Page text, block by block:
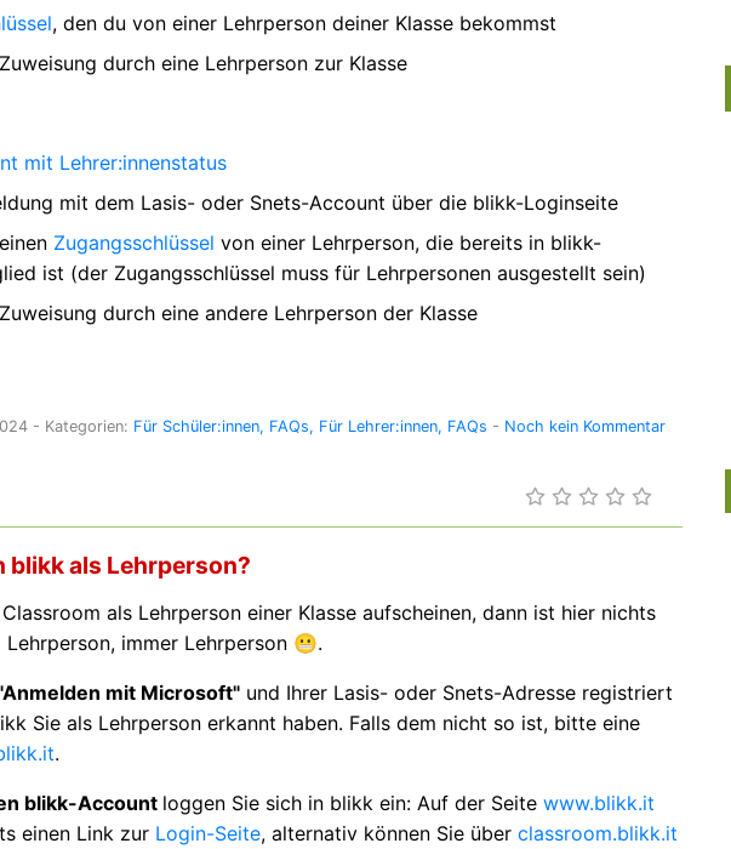
, den du von einer Lehrperson deiner Klasse bekommst
durch eine Lehrperson zur Klasse
mit Lehrer:innenstatus
mit dem Lasis- oder Snets-Account über die blikk-Loginseite
Zugangsschlüssel von einer Lehrperson, die bereits in blikk-
ist (der Zugangsschlüssel muss für Lehrpersonen ausgestellt sein)
durch eine andere Lehrperson der Klasse
- Kategorien: Für Schüler:innen FAQs Für Lehrer:innen FAQs - Noch kein Kommentar
blikk als Lehrperson?
als Lehrperson einer Klasse aufscheinen, dann ist hier nichts
immer Lehrperson 😬.
mit Microsoft" und Ihrer Lasis- oder Snets-Adresse registriert
Sie als Lehrperson erkannt haben. Falls dem nicht so ist, bitte eine
.
blikk-Account loggen Sie sich in blikk ein: Auf der Seite www.blikk.it
einen Link zur Login-Seite, alternativ können Sie über classroom.blikk.it